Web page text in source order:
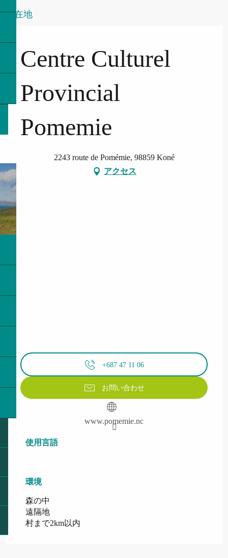
所在地
Centre Culturel
Provincial
Pomemie
2243 route de Pomémie, 98859 Koné
アクセス
+687 47 11 06
お問い合わせ
www.pomemie.nc
使用言語
使用言語
環境
環境
森の中
遠隔地
村まで2km以内